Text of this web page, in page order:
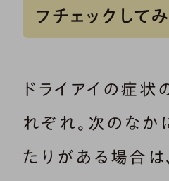
フチェックして
ドライアイの症
れぞれ。次のなか
たりがある場合は